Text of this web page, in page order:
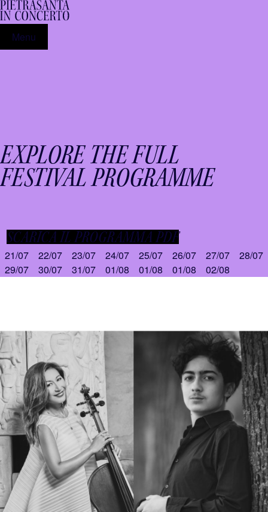
Menu
EXPLORE THE FULL
FESTIVAL PROGRAMME
SCARICA IL PROGRAMMA PDF
21/07 22/07 23/07 24/07 25/07 26/07 27/07
28/07
29/07
30/07 31/07 01/08 01/08 01/08 02/08